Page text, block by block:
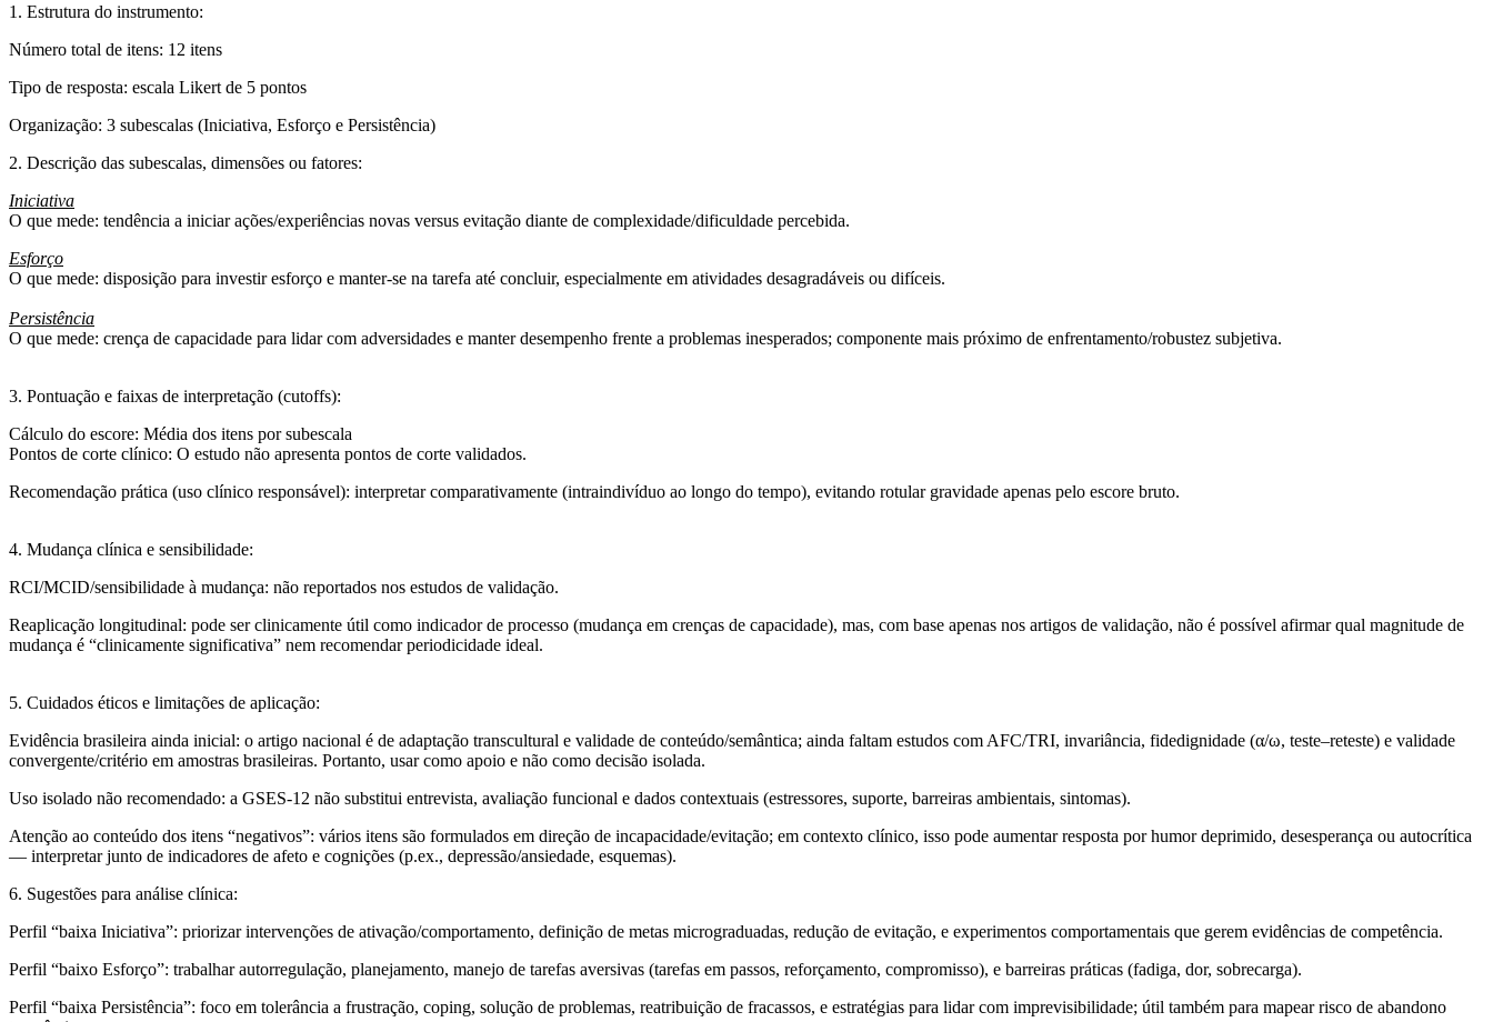
1. Estrutura do instrumento:
Número total de itens: 12 itens
Tipo de resposta: escala Likert de 5 pontos
Organização: 3 subescalas (Iniciativa, Esforço e Persistência)
2. Descrição das subescalas, dimensões ou fatores:
Iniciativa
O que mede: tendência a iniciar ações/experiências novas versus evitação diante de complexidade/dificuldade percebida.
Esforço
O que mede: disposição para investir esforço e manter-se na tarefa até concluir, especialmente em atividades desagradáveis ou difíceis.
Persistência
O que mede: crença de capacidade para lidar com adversidades e manter desempenho frente a problemas inesperados; componente mais próximo de enfrentamento/robustez subjetiva.
3. Pontuação e faixas de interpretação (cutoffs):
Cálculo do escore: Média dos itens por subescala
Pontos de corte clínico: O estudo não apresenta pontos de corte validados.
Recomendação prática (uso clínico responsável): interpretar comparativamente (intraindivíduo ao longo do tempo), evitando rotular gravidade apenas pelo escore bruto.
4. Mudança clínica e sensibilidade:
RCI/MCID/sensibilidade à mudança: não reportados nos estudos de validação.
Reaplicação longitudinal: pode ser clinicamente útil como indicador de processo (mudança em crenças de capacidade), mas, com base apenas nos artigos de validação, não é possível afirmar qual magnitude de
mudança é “clinicamente significativa” nem recomendar periodicidade ideal.
5. Cuidados éticos e limitações de aplicação:
Evidência brasileira ainda inicial: o artigo nacional é de adaptação transcultural e validade de conteúdo/semântica; ainda faltam estudos com AFC/TRI, invariância, fidedignidade (α/ω, teste–reteste) e validade
convergente/critério em amostras brasileiras. Portanto, usar como apoio e não como decisão isolada.
Uso isolado não recomendado: a GSES-12 não substitui entrevista, avaliação funcional e dados contextuais (estressores, suporte, barreiras ambientais, sintomas).
Atenção ao conteúdo dos itens “negativos”: vários itens são formulados em direção de incapacidade/evitação; em contexto clínico, isso pode aumentar resposta por humor deprimido, desesperança ou autocrítica
— interpretar junto de indicadores de afeto e cognições (p.ex., depressão/ansiedade, esquemas).
6. Sugestões para análise clínica:
Perfil “baixa Iniciativa”: priorizar intervenções de ativação/comportamento, definição de metas micrograduadas, redução de evitação, e experimentos comportamentais que gerem evidências de competência.
Perfil “baixo Esforço”: trabalharautorregulação, planejamento, manejo de tarefas aversivas (tarefas em passos, reforçamento, compromisso), e barreiras práticas (fadiga, dor, sobrecarga).
Perfil “baixa Persistência”: foco em tolerância a frustração, coping, solução de problemas, reatribuição de fracassos, e estratégias para lidar com imprevisibilidade; útil também para mapear risco de abandono